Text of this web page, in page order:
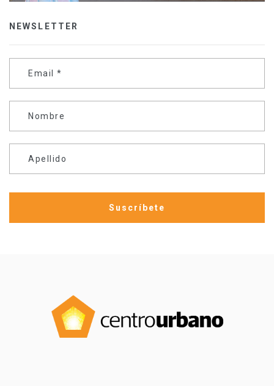
NEWSLETTER
Email *
Nombre
Apellido